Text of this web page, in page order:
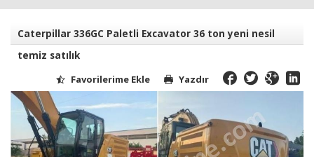
Caterpillar 336GC Paletli Excavator 36 ton yeni nesil
temiz satılık
Favorilerime Ekle
Yazdır